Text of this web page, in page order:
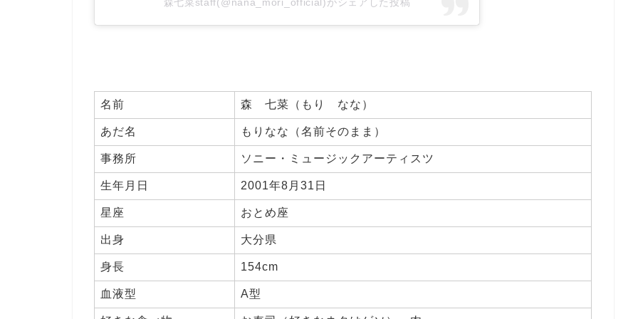
森七菜staff(@nana_mori_official)がシェアした投稿
名前 森 七菜（もり なな）
あだ名 もりなな（名前そのまま）
事務所 ソニー・ミュージックアーティスツ
生年月日 2001年8月31日
星座 おとめ座
出身 大分県
身長 154cm
血液型 A型